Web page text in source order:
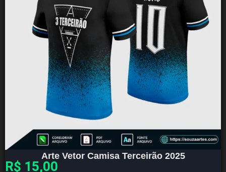
Arte Vetor Camisa Terceirão 2025
R$ 15,00